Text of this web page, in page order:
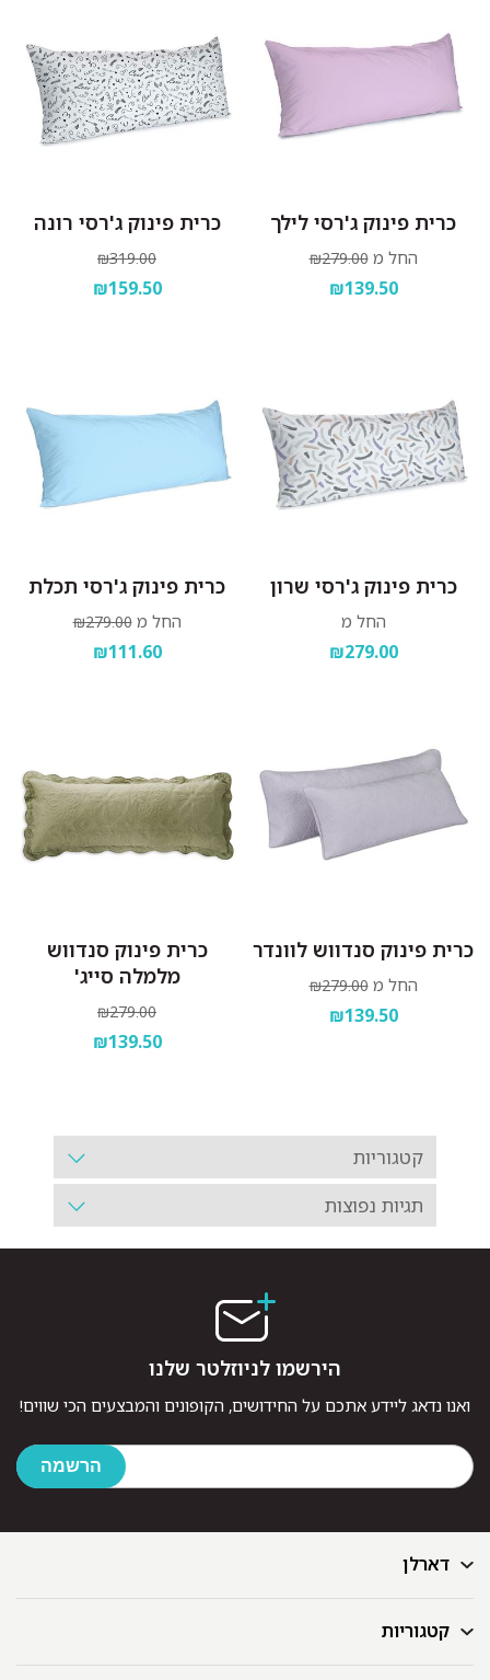
כרית פינוק ג'רסי לילך
החל מ ₪279.00
₪139.50
כרית פינוק ג'רסי רונה
₪319.00
₪159.50
כרית פינוק ג'רסי שרון
החל מ
₪279.00
כרית פינוק ג'רסי תכלת
החל מ ₪279.00
₪111.60
כרית פינוק סנדווש לוונדר
החל מ ₪279.00
₪139.50
כרית פינוק סנדווש
מלמלה סייג'
₪279.00
₪139.50
קטגוריות
תגיות נפוצות
דארלן
דף הבית
קטגוריות
הירשמו לניוזלטר שלנו
ואנו נדאג ליידע אתכם על החידושים, הקופונים והמבצעים הכי שווים!